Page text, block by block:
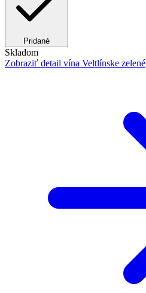
Pridané
Skladom
Zobraziť detail vína Veltlínske zelené